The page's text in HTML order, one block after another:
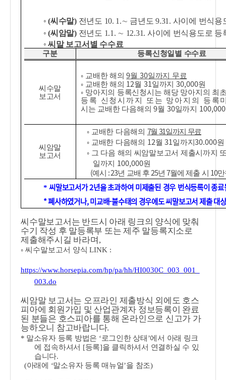
◦(씨수말) 전년도 10. 1.∼ 금년도9.31. 사이에 번식용
◦(씨암말) 전년도 1.1. ∼ 12.31. 사이에 번식용도로 등
◦씨말 보고서별 수수료
구분 등록신청일별 수수료
씨수말
보고서
◦ 교배한 해의9월 30일까지 무료
◦ 교배한 해의 12월 31일까지 30,000원
◦ 망아지의 등록신청시는 해당 망아지의 최
등록 신청시까지 또는 망아지의 등록
시는 교배한 다음해의 9월 30일까지 100,000
씨암말
보고서
◦ 교배한 다음해의 7월 31일까지 무료
◦ 교배한 다음해의 12월31일까지30.000원
◦ 그 다음 해의 씨암말보고서 제출시까지
일까지 100,000원
(예시 : 23년 교배 후25년7월에 제출 시 10만
*씨말보고서가 2년을 초과하여 미제출된 경우 번식등록이 종
* 폐사하였거나, 미교배-불수태의 경우에도 씨말보고서 제출 대
씨수말보고서는 반드시 아래 링크의 양식에 맞춰
수기 작성 후 말등록부 또는 제주 말등록지소로
제출해주시길 바라며 ,
◦ 씨수말보고서 양식 LINK :
https://www.horsepia.com/hp/pa/hh/HI0030C_003_001_
003.do
씨암말 보고서는 오프라인 제출방식 외에도 호스
피아에 회원가입 및 산업관계자 정보등록이 완료
된 분들은 호스피아를 통해 온라인으로 신고가 가
능하오니 참고바랍니다.
* 말소유자 등록 방법은 ‘로그인한 상태 ’에서 아래 링크
에 접속하셔서 [등록]을 클릭하셔서 연결하실 수 있
습니다.
(아래에 ‘말소유자 등록 매뉴얼’을 참조)